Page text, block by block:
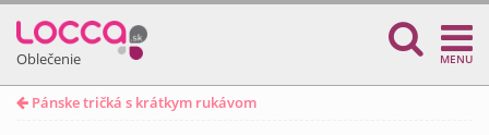
Oblečenie MENU
Pánske tričká s krátkym rukávom